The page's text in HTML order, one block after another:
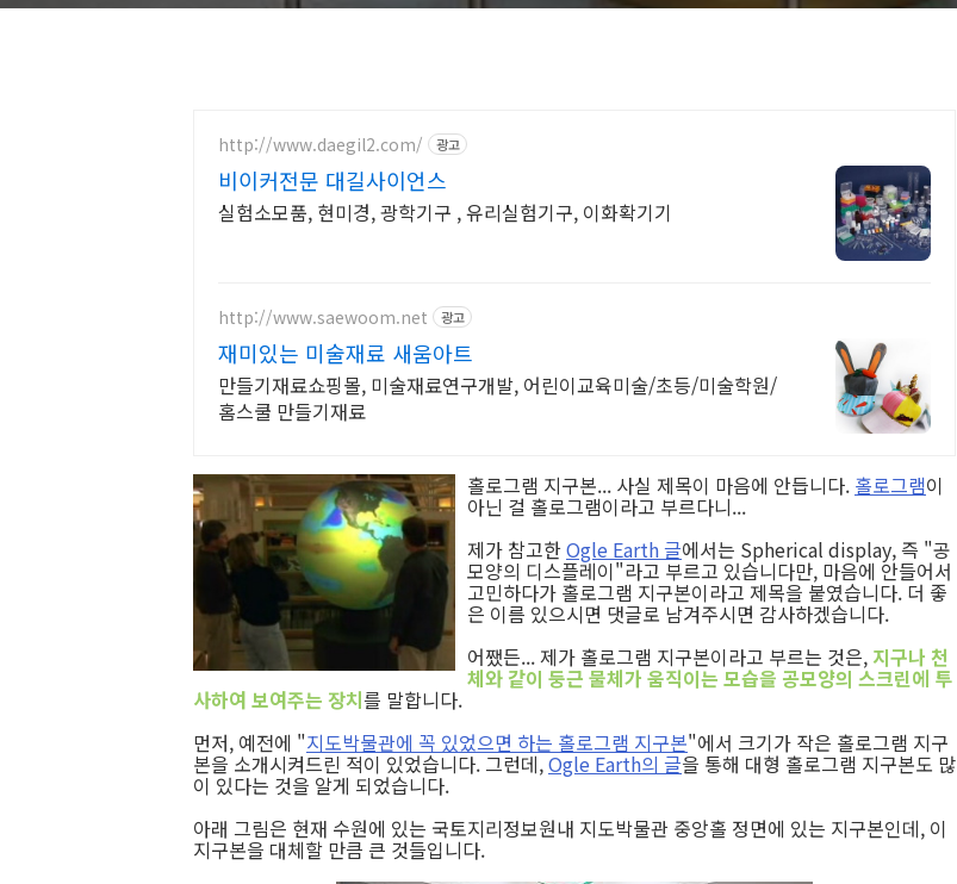
http://www.daegil2.com/ 광고
비이커전문 대길사이언스
실험소모품, 현미경, 광학기구 , 유리실험기구, 이화확기기
http://www.saewoom.net 광고
재미있는 미술재료 새움아트
만들기재료쇼핑몰, 미술재료연구개발, 어린이교육미술/초등/미술학원/
홈스쿨 만들기재료
홀로그램 지구본... 사실 제목이 마음에 안듭니다. 홀로그램이
아닌 걸 홀로그램이라고 부르다니...
제가 참고한Ogle Earth 글에서는 Spherical display, 즉 "공
모양의 디스플레이"라고 부르고 있습니다만, 마음에 안들어서
고민하다가 홀로그램 지구본이라고 제목을 붙였습니다. 더 좋
은 이름 있으시면 댓글로 남겨주시면 감사하겠습니다.
어쨌든... 제가 홀로그램 지구본이라고 부르는 것은, 지구나 천
체와 같이 둥근 물체가 움직이는 모습을 공모양의 스크린에 투
사하여 보여주는 장치를 말합니다.
먼저, 예전에 "지도박물관에 꼭 있었으면 하는 홀로그램 지구본"에서 크기가 작은 홀로그램 지구
본을 소개시켜드린 적이 있었습니다. 그런데,Ogle Earth의 글을 통해 대형 홀로그램 지구본도 많
이 있다는 것을 알게 되었습니다.
아래 그림은 현재 수원에 있는 국토지리정보원내 지도박물관 중앙홀 정면에 있는 지구본인데, 이
지구본을 대체할 만큼 큰 것들입니다.